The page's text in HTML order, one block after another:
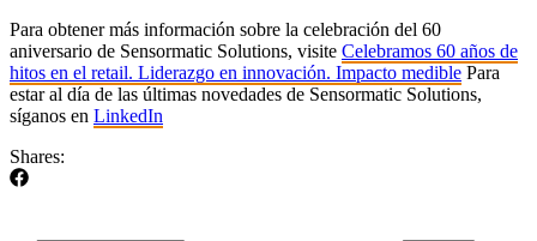
Para obtener más información sobre la celebración del 60
aniversario de Sensormatic Solutions, visite Celebramos 60 años de
hitos en el retail. Liderazgo en innovación. Impacto medible Para
estar al día de las últimas novedades de Sensormatic Solutions,
síganos en LinkedIn
Shares: